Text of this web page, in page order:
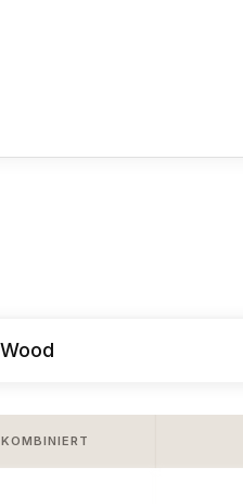
KOMBINIERT